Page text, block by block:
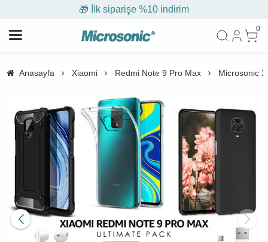
🎁 İlk siparişe %10 indirim
0
Anasayfa Xiaomi Redmi Note 9 Pro Max Microsonic